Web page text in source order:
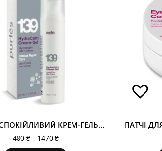
ГІДРА-ЗАСПОКІЙЛИВИЙ КРЕМ-ГЕЛЬ. HYDRACALM CREAM-GEL 139
480 ₴ – 1470 ₴